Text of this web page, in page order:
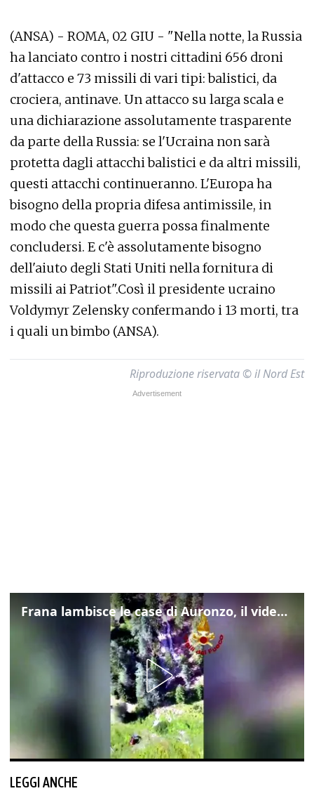
(ANSA) - ROMA, 02 GIU - "Nella notte, la Russia
ha lanciato contro i nostri cittadini 656 droni
d'attacco e 73 missili di vari tipi: balistici, da
crociera, antinave. Un attacco su larga scala e
una dichiarazione assolutamente trasparente
da parte della Russia: se l'Ucraina non sarà
protetta dagli attacchi balistici e da altri missili,
questi attacchi continueranno. L'Europa ha
bisogno della propria difesa antimissile, in
modo che questa guerra possa finalmente
concludersi. E c'è assolutamente bisogno
dell'aiuto degli Stati Uniti nella fornitura di
missili ai Patriot".Così il presidente ucraino
Voldymyr Zelensky confermando i 13 morti, tra
i quali un bimbo (ANSA).
Riproduzione riservata © il Nord Est
Frana lambisce le case di Auronzo, il video dall'elicottero dei vigili del fuoco
LEGGI ANCHE